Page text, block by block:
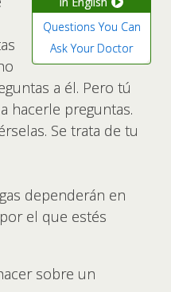
Questions You Can
Ask Your Doctor
a él. Pero tú
hacerle preguntas.
Se trata de tu
dependerán en
el que estés
sobre un